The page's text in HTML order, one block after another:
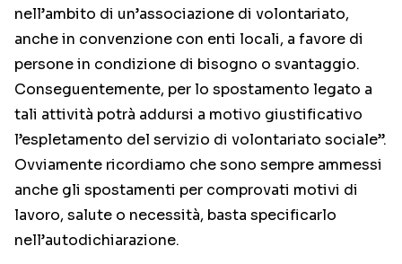
nell’ambito di un’associazione di volontariato,
anche in convenzione con enti locali, a favore di
persone in condizione di bisogno o svantaggio.
Conseguentemente, per lo spostamento legato a
tali attività potrà addursi a motivo giustificativo
l’espletamento del servizio di volontariato sociale”.
Ovviamente ricordiamo che sono sempre ammessi
anche gli spostamenti per comprovati motivi di
lavoro, salute o necessità, basta specificarlo
nell’autodichiarazione.